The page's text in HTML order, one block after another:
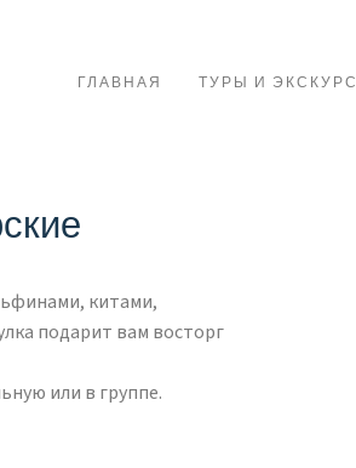
ГЛАВНАЯ ТУРЫ И
китами,
подарит вам восторг
или в группе.